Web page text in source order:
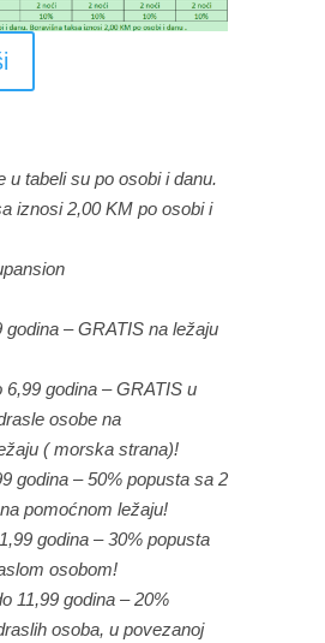
u tabeli su po osobi i danu.
iznosi 2,00 KM po osobi i
godina – GRATIS na ležaju
6,99 godina – GRATIS u
osobe na
( morska strana)!
godina – 50% popusta sa 2
pomoćnom ležaju!
godina – 30% popusta
osobom!
11,99 godina – 20%
osoba, u povezanoj